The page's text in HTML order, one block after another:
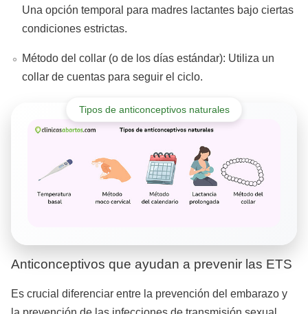
Una opción temporal para madres lactantes bajo ciertas
condiciones estrictas.
Método del collar (o de los días estándar): Utiliza un
collar de cuentas para seguir el ciclo.
Tipos de anticonceptivos naturales
Anticonceptivos que ayudan a prevenir las ETS
Es crucial diferenciar entre la prevención del embarazo y